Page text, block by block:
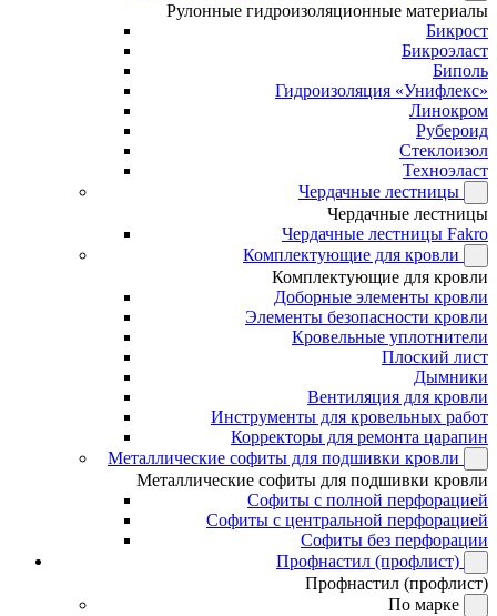
Рулонные гидроизоляционные материалы
Бикрост
Бикроэласт
Биполь
Гидроизоляция «Унифлекс»
Линокром
Рубероид
Стеклоизол
Техноэласт
Чердачные лестницы
Чердачные лестницы
Чердачные лестницы Fakro
Комплектующие для кровли
Комплектующие для кровли
Доборные элементы кровли
Элементы безопасности кровли
Кровельные уплотнители
Плоский лист
Дымники
Вентиляция для кровли
Инструменты для кровельных работ
Корректоры для ремонта царапин
Металлические софиты для подшивки кровли
Металлические софиты для подшивки кровли
Софиты с полной перфорацией
Софиты с центральной перфорацией
Софиты без перфорации
Профнастил (профлист)
Профнастил (профлист)
По марке